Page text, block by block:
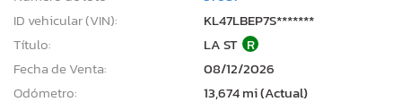
ID vehicular (VIN):
KL47LBEP7S*******
Título:
LA ST R
Fecha de Venta:
08/12/2026
Odómetro:
13,674 mi (Actual)